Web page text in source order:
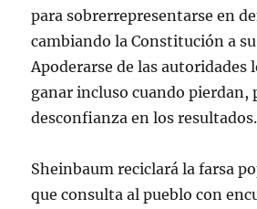
para sobrerrepresentarse en
cambiando la Constitución a
Apoderarse de las autoridades
ganar incluso cuando pierdan,
desconfianza en los resultados.
Sheinbaum reciclará la farsa
que consulta al pueblo con